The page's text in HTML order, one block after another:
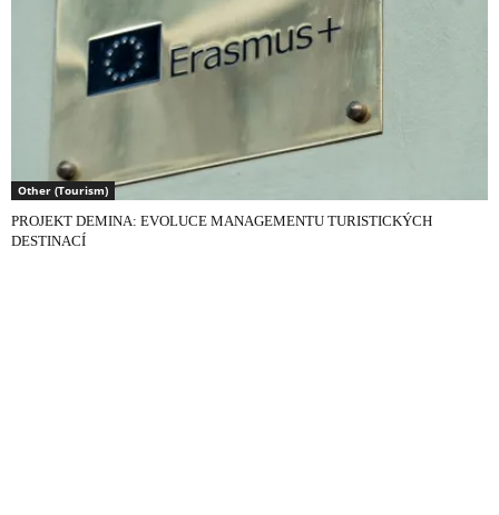
Other (Tourism)
PROJEKT DEMINA: EVOLUCE MANAGEMENTU TURISTICKÝCH
DESTINACÍ